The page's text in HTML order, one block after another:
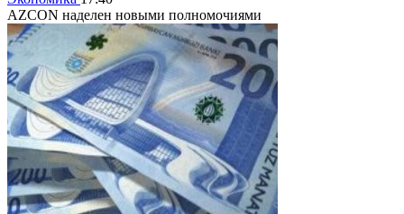
AZCON наделен новыми полномочиями